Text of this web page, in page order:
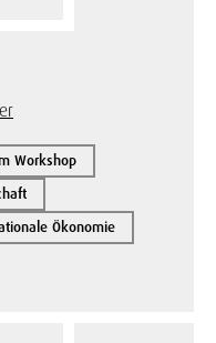
Workshop
Ökonomie